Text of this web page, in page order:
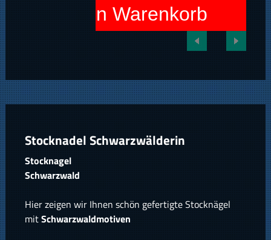
In den Warenkorb
Stocknadel Schwarzwälderin
Stocknagel
Schwarzwald
Hier zeigen wir Ihnen schön gefertigte Stocknägel
mitSchwarzwaldmotiven